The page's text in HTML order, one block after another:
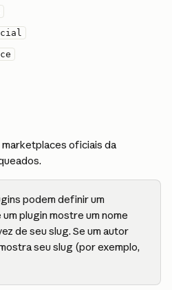
oficiais da
podem definir um
um plugin mostre um nome
de seu slug. Se um autor
seu slug (por exemplo,